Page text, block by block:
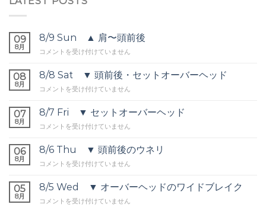
09
8月
8/9 Sun ▲ 肩〜頭前後
8/9
▲
肩〜
頭
後
コメントを受け付けていません
08
8月
8/8 Sat ▼ 頭前後・セットオーバーヘッド
8/8
▼
頭
前
セ
ト
ー
バ
コメントを受け付けていません
07
8月
8/7 Fri ▼ セットオーバーヘッド
8/7
▼
セ
ッ
オ
バ
コメントを受け付けていません
06
8月
8/6 Thu ▼ 頭前後のウネリ
8/6
▼
頭
前
コメントを受け付けていません
05
8月
8/5 Wed ▼ オーバーヘッドのワイドブレイク
8/5
コメントを受け付けていません